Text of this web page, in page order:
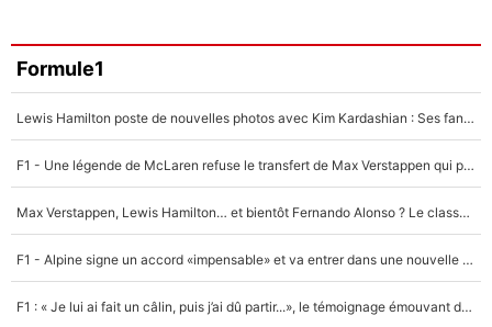
Faris Moumbagna
4%
Un autre joueur
5%
Formule1
Lewis Hamilton poste de nouvelles photos avec Kim Kardashian : Ses fans le voient déjà redevenir champion du monde de F1 grâce à elle !
F1 - Une légende de McLaren refuse le transfert de Max Verstappen qui pourrait «faire des vagues» et plomber l'ambiance dans l'équipe
Max Verstappen, Lewis Hamilton… et bientôt Fernando Alonso ? Le classement des pilotes les mieux payés en Formule 1 risque de changer !
F1 - Alpine signe un accord «impensable» et va entrer dans une nouvelle dimension : Grande nouvelle pour Pierre Gasly !
F1 : « Je lui ai fait un câlin, puis j’ai dû partir...», le témoignage émouvant de Max Verstappen sur sa fille